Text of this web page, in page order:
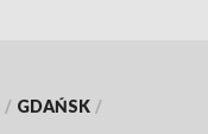
/ GDAŃSK /